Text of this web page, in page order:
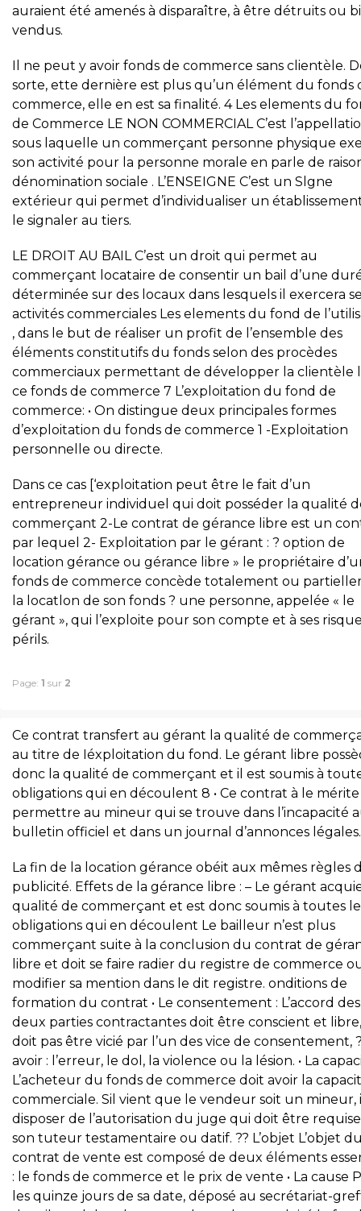
auraient été amenés à disparaître, à être détruits ou
vendus.
Il ne peut y avoir fonds de commerce sans clientèle.
sorte, ette dernière est plus qu’un élément du fonds
commerce, elle en est sa finalité. 4 Les elements du
de Commerce LE NON COMMERCIAL C’est
sous laquelle un commerçant personne physique
son activité pour la personne morale en parle de
dénomination sociale . L’ENSEIGNE C’est un Slgne
extérieur qui permet d’individualiser un
le signaler au tiers.
LE DROIT AU BAIL C’est un droit qui permet au
commerçant locataire de consentir un bail d’une
déterminée sur des locaux dans lesquels il exercera
activités commerciales Les elements du fond de
, dans le but de réaliser un profit de l’ensemble des
éléments constitutifs du fonds selon des procèdes
commerciaux permettant de développer la clientèle
ce fonds de commerce 7 L’exploitation du fond de
commerce: • On distingue deux principales formes
d’exploitation du fonds de commerce 1 -Exploitation
personnelle ou directe.
Dans ce cas [‘exploitation peut être le fait d’un
entrepreneur individuel qui doit posséder la qualité
commerçant 2-Le contrat de gérance libre est un
par lequel 2- Exploitation par le gérant : ? option de
location gérance ou gérance libre » le propriétaire
fonds de commerce concède totalement ou
la locatlon de son fonds ? une personne, appelée « le
gérant », qui l’exploite pour son compte et à ses
périls.
Page: 1 sur 2
Ce contrat transfert au gérant la qualité de
au titre de Iéxploitation du fond. Le gérant libre
donc la qualité de commerçant et il est soumis à
obligations qui en découlent 8 • Ce contrat à le
permettre au mineur qui se trouve dans l’incapacité
bulletin officiel et dans un journal d’annonces légales.
La fin de la location gérance obéit aux mêmes règles
publicité. Effets de la gérance libre : – Le gérant
qualité de commerçant et est donc soumis à toutes
obligations qui en découlent Le bailleur n’est plus
commerçant suite à la conclusion du contrat de
libre et doit se faire radier du registre de commerce
modifier sa mention dans le dit registre. onditions de
formation du contrat • Le consentement : L’accord des
deux parties contractantes doit être conscient et
doit pas être vicié par l’un des vice de consentement,
avoir : l’erreur, le dol, la violence ou la lésion. • La
L’acheteur du fonds de commerce doit avoir la
commerciale. Sil vient que le vendeur soit un mineur,
disposer de l’autorisation du juge qui doit être
son tuteur testamentaire ou datif. ?? L’objet L’objet
contrat de vente est composé de deux éléments
: le fonds de commerce et le prix de vente • La cause
les quinze jours de sa date, déposé au secrétariat-